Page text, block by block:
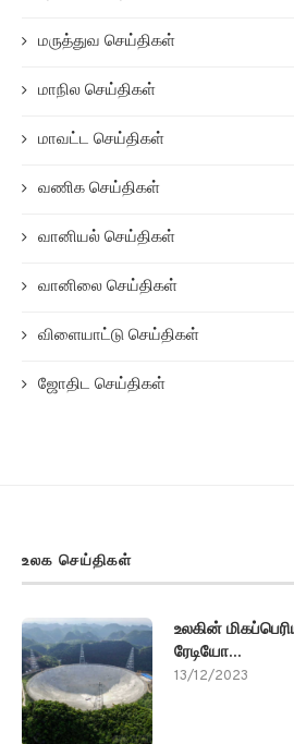
மருத்துவ செய்திகள்
மாநில செய்திகள்
மாவட்ட செய்திகள்
வணிக செய்திகள்
வானியல் செய்திகள்
வானிலை செய்திகள்
விளையாட்டு செய்திகள்
ஜோதிட செய்திகள்
உலக செய்திகள்
உலகின்
ரேடியோ...
13/12/2023